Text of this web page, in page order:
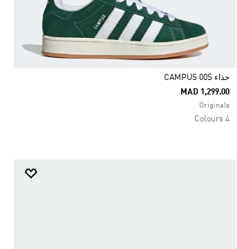
Selected
حذاء CAMPUS 00S
MAD 1,299.00
Originals
4 Colours